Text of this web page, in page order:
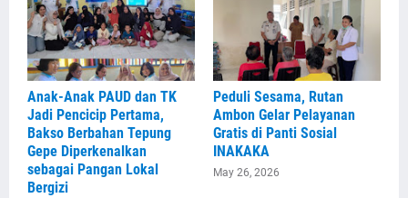
Anak-Anak PAUD dan TK
Jadi Pencicip Pertama,
Bakso Berbahan Tepung
Gepe Diperkenalkan
sebagai Pangan Lokal
Bergizi
Peduli Sesama, Rutan
Ambon Gelar Pelayanan
Gratis di Panti Sosial
INAKAKA
May 26, 2026